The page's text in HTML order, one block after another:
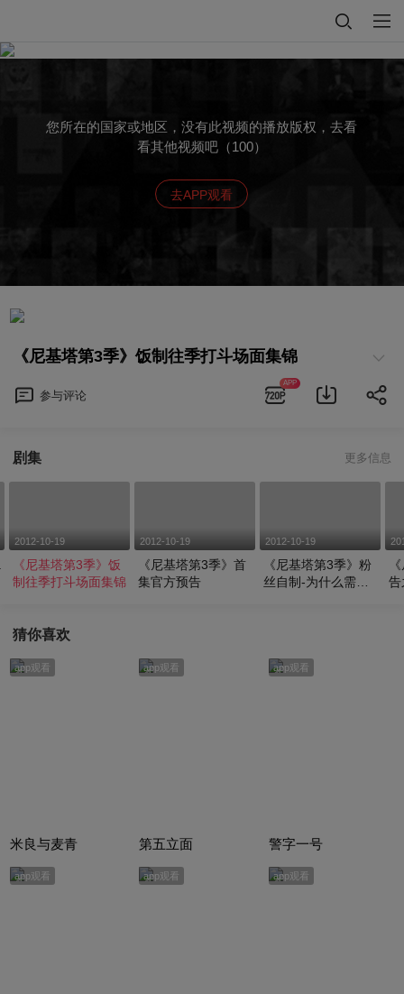
您所在的国家或地区，没有此视频的播放版权，去看
看其他视频吧（100）
去APP观看
《尼基塔第3季》饭制往季打斗场面集锦
参与评论
APP
剧集 更多信息
2012-10-19
《尼基塔第3季》饭
制往季打斗场面集锦
2012-10-19
《尼基塔第3季》首
集官方预告
2012-10-19
《尼基塔第3季》粉
丝自制-为什么需要
告
猜你喜欢
app观看
米良与麦青
app观看
第五立面
app观看
警字一号
app观看 app观看 app观看